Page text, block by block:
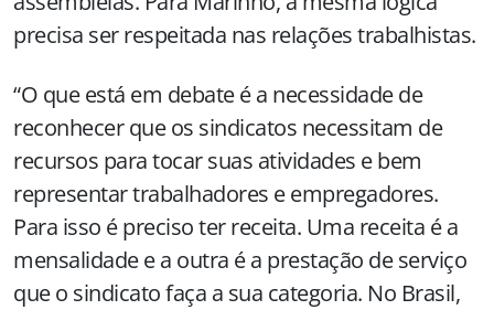
precisa ser respeitada nas relações trabalhistas.
“O que está em debate é a necessidade de
reconhecer que os sindicatos necessitam de
recursos para tocar suas atividades e bem
representar trabalhadores e empregadores.
Para isso é preciso ter receita. Uma receita é a
mensalidade e a outra é a prestação de serviço
que o sindicato faça a sua categoria. No Brasil,